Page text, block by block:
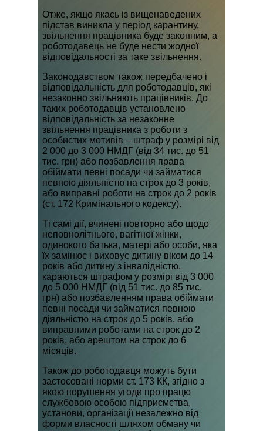
Отже, якщо якась із вищенаведених
підстав виникла у період карантину,
звільнення працівника буде законним, а
роботодавець не буде нести жодної
відповідальності за таке звільнення.
Законодавством також передбачено і
відповідальність для роботодавців, які
незаконно звільняють працівників. До
таких роботодавців установлено
відповідальність за незаконне
звільнення працівника з роботи з
особистих мотивів – штраф у розмірі від
2 000 до 3 000 НМДГ (від 34 тис. до 51
тис. грн) або позбавлення права
обіймати певні посади чи займатися
певною діяльністю на строк до 3 років,
або виправні роботи на строк до 2 років
(ст. 172 Кримінального кодексу).
Ті самі дії, вчинені повторно або щодо
неповнолітнього, вагітної жінки,
одинокого батька, матері або особи, яка
їх замінює і виховує дитину віком до 14
років або дитину з інвалідністю,
караються штрафом у розмірі від 3 000
до 5 000 НМДГ (від 51 тис. до 85 тис.
грн) або позбавленням права обіймати
певні посади чи займатися певною
діяльністю на строк до 5 років, або
виправними роботами на строк до 2
років, або арештом на строк до 6
місяців.
Також до роботодавця можуть бути
застосовані норми ст. 173 КК, згідно з
якою порушення угоди про працю
службовою особою підприємства,
установи, організації незалежно від
форми власності шляхом обману чи